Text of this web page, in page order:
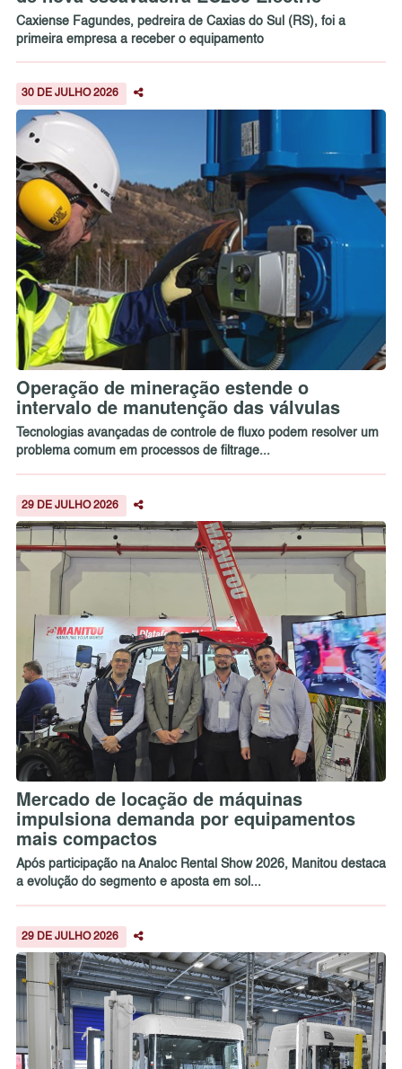
Caxiense Fagundes, pedreira de Caxias do Sul (RS), foi a
primeira empresa a receber o equipamento
30 DE JULHO 2026
Operação de mineração estende o
intervalo de manutenção das válvulas
Tecnologias avançadas de controle de fluxo podem resolver um
problema comum em processos de filtrage...
29 DE JULHO 2026
Mercado de locação de máquinas
impulsiona demanda por equipamentos
mais compactos
Após participação na Analoc Rental Show 2026, Manitou destaca
a evolução do segmento e aposta em sol...
29 DE JULHO 2026